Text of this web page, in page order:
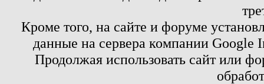
Кроме того, на сайте и форуме
данные на сервера компании
Продолжая использовать сайт или